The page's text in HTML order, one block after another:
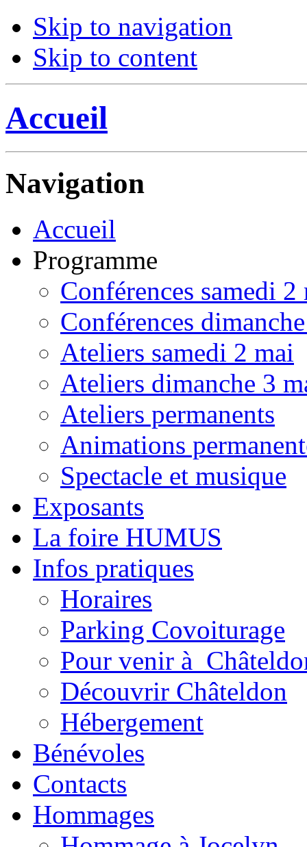
Skip to navigation
Skip to content
Accueil
Navigation
Accueil
Programme
Conférences samedi 2
Conférences
Ateliers samedi 2 mai
Ateliers dimanche 3
Ateliers permanents
Animations
Spectacle et musique
Exposants
La foire HUMUS
Infos pratiques
Horaires
Parking Covoiturage
Pour venir à
Découvrir Châteldon
Hébergement
Bénévoles
Contacts
Hommages